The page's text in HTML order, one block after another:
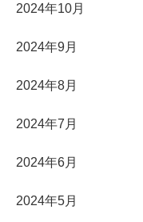
2024年10月
2024年9月
2024年8月
2024年7月
2024年6月
2024年5月